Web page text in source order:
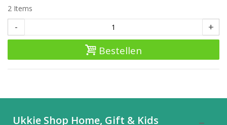
2 Items
- +
Bestellen
Ukkie Shop Home, Gift & Kids